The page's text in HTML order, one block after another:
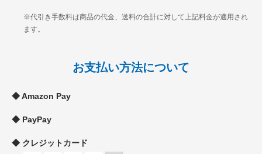
部
愛知
790円 900円 1040円 1290円
奈良
中
鳥取
岡山
※代引き手数料は商品の代金、送料の合計に対して上記料金が適用され
ます。
お支払い方法について
Amazon Pay
PayPay
クレジットカード